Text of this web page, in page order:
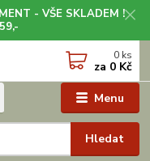
- VŠE SKLADEM !
Menu
Hledat
0 ks
za 0 Kč